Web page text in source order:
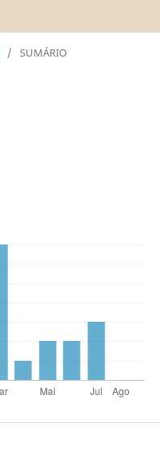
/ SUMÁRIO